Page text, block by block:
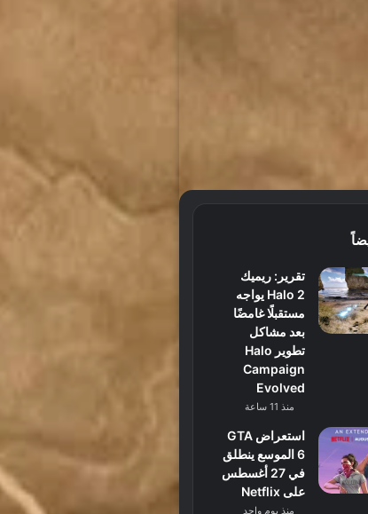
تقرير: ريميك
Halo 2 يواجه
مستقبلًا غامضًا
بعد مشاكل
تطوير Halo
Campaign
Evolved
منذ 11 ساعة
استعراض GTA
6 الموسع ينطلق
في 27 أغسطس
على Netflix
منذ يوم واحد